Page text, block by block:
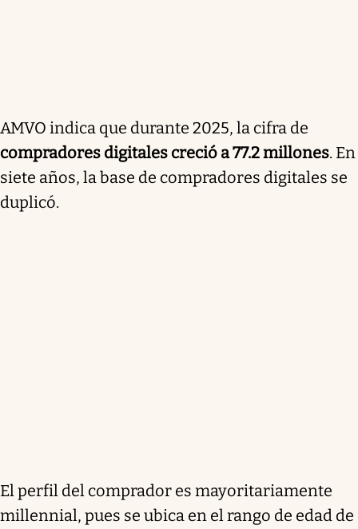
AMVO indica que durante 2025, la cifra de
compradores digitales creció a 77.2 millones. En
siete años, la base de compradores digitales se
duplicó.
El perfil del comprador es mayoritariamente
millennial, pues se ubica en el rango de edad de